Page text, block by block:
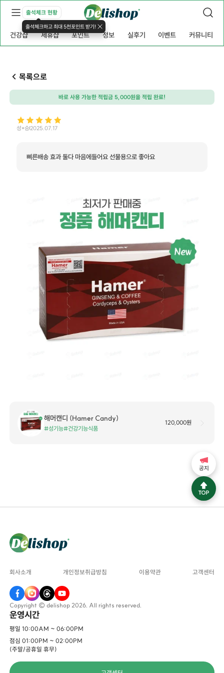
출석체크 현황
출석체크하고 최대 5천포인트 받기!
건강샵 제휴샵 포인트 정보 실후기 이벤트 커뮤니티
목록으로
바로 사용 가능한 적립금 5,000원을 적립 완료!
성*승2025.07.17
삐른배송 효과 둘다 마음에들어요 선물용으로 좋아요
해머캔디 (Hamer Candy)
#성기능#건강기능식품
120,000원
회사소개 개인정보취급방침 이용약관 고객센터
Copyright © delishop 2026. All rights reserved.
운영시간
평일 10:00AM ~ 06:00PM
점심 01:00PM ~ 02:00PM
(주말/공휴일 휴무)
공지